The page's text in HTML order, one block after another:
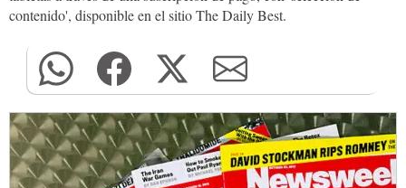
contenido', disponible en el sitio The Daily Best.